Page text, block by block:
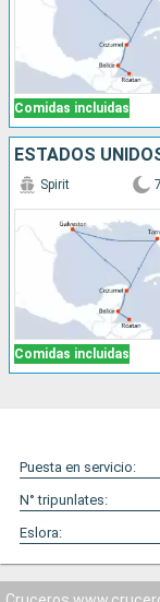
Comidas incluidas
Comidas incluidas
Spirit
Puesta en servicio:
N° tripunlates:
Eslora: